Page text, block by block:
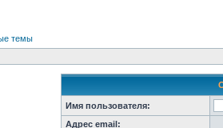
темы
Имя пользователя:
Адрес email: